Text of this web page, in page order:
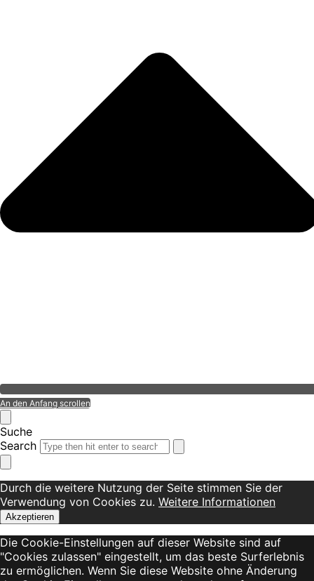
An den Anfang scrollen
Suche
Search
Durch die weitere Nutzung der Seite stimmen Sie der
Verwendung von Cookies zu. Weitere Informationen
Akzeptieren
Die Cookie-Einstellungen auf dieser Website sind auf
"Cookies zulassen" eingestellt, um das beste Surferlebnis
zu ermöglichen. Wenn Sie diese Website ohne Änderung